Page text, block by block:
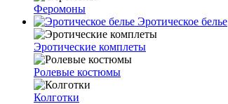
Феромоны
Эротическое белье
Эротические комплеты
Ролевые костюмы
Колготки